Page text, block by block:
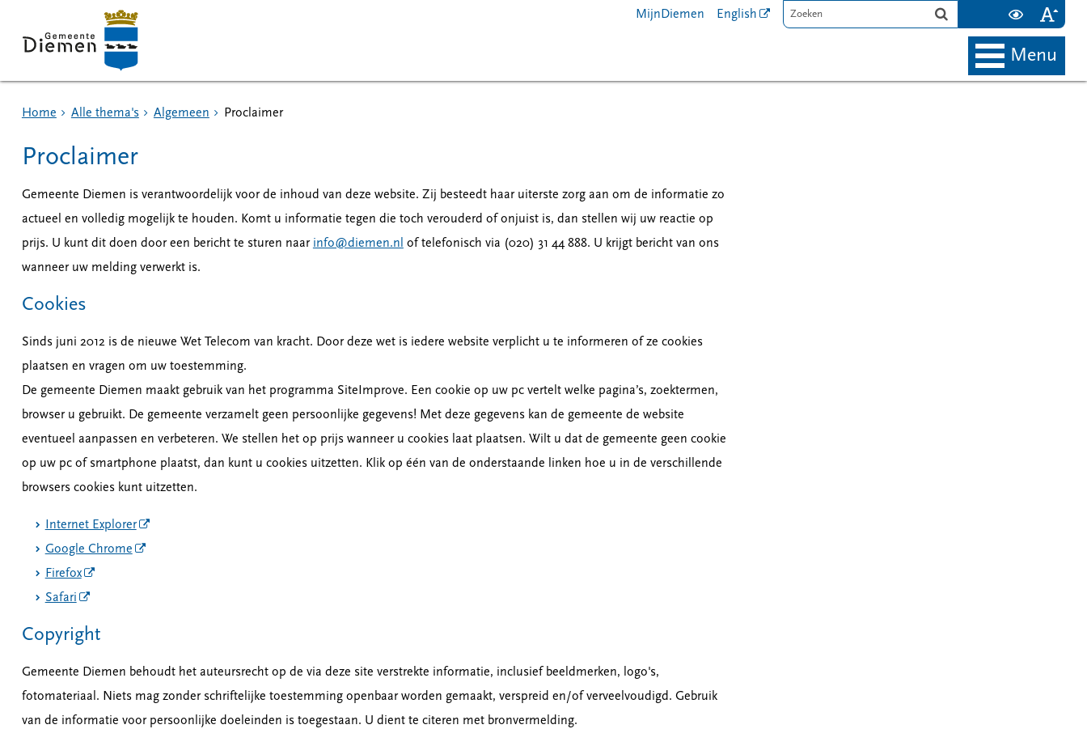
MijnDiemen English
menu
Home Alle thema's Algemeen Proclaimer
Proclaimer
Gemeente Diemen is verantwoordelijk voor de inhoud van deze website. Zij besteedt haar uiterste zorg aan om de informatie zo
actueel en volledig mogelijk te houden. Komt u informatie tegen die toch verouderd of onjuist is, dan stellen wij uw reactie op
prijs. U kunt dit doen door een bericht te sturen naar info@diemen.nl of telefonisch via (020) 31 44 888. U krijgt bericht van ons
wanneer uw melding verwerkt is.
Cookies
Sinds juni 2012 is de nieuwe Wet Telecom van kracht. Door deze wet is iedere website verplicht u te informeren of ze cookies
plaatsen en vragen om uw toestemming.
De gemeente Diemen maakt gebruik van het programma SiteImprove. Een cookie op uw pc vertelt welke pagina’s, zoektermen,
browser u gebruikt. De gemeente verzamelt geen persoonlijke gegevens! Met deze gegevens kan de gemeente de website
eventueel aanpassen en verbeteren. We stellen het op prijs wanneer u cookies laat plaatsen. Wilt u dat de gemeente geen cookie
op uw pc of smartphone plaatst, dan kunt u cookies uitzetten. Klik op één van de onderstaande linken hoe u in de verschillende
browsers cookies kunt uitzetten.
Internet Explorer
Google Chrome
Firefox
Safari
Copyright
Gemeente Diemen behoudt het auteursrecht op de via deze site verstrekte informatie, inclusief beeldmerken, logo's,
fotomateriaal. Niets mag zonder schriftelijke toestemming openbaar worden gemaakt, verspreid en/of verveelvoudigd. Gebruik
van de informatie voor persoonlijke doeleinden is toegestaan. U dient te citeren met bronvermelding.